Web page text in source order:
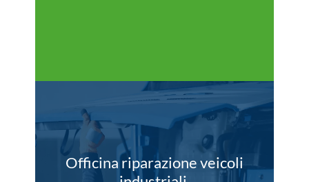
Officina riparazione veicoli